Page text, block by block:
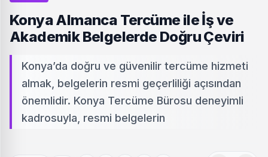
Konya Almanca Tercüme ile İş ve
Akademik Belgelerde Doğru Çeviri
Konya’da doğru ve güvenilir tercüme hizmeti
almak, belgelerin resmi geçerliliği açısından
önemlidir. Konya Tercüme Bürosu deneyimli
kadrosuyla, resmi belgelerin